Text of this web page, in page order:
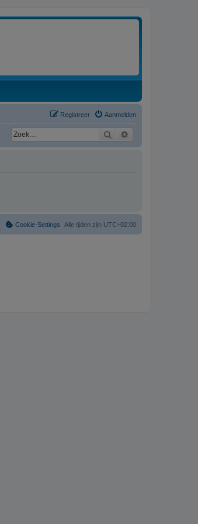
Aanmelden
Registreer
Zoek
Alle tijden zijn UTC+02:00
Cookie-Settings